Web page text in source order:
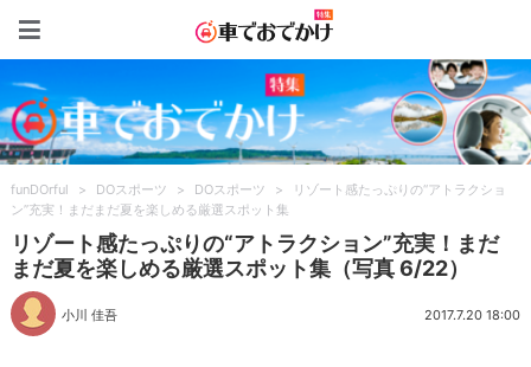
funDOrful > DOスポーツ > DOスポーツ >
リゾート感たっぷりの“アトラクショ
ン”充実！まだまだ夏を楽しめる厳選スポット集
リゾート感たっぷりの“アトラクション”充実！まだ
まだ夏を楽しめる厳選スポット集（写真 6/22）
小川 佳吾 2017.7.20 18:00